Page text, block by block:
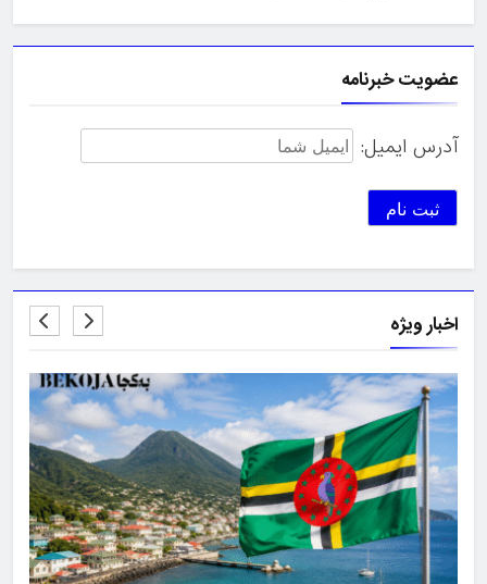
عضویت خبرنامه
آدرس ایمیل:
اخبار ویژه